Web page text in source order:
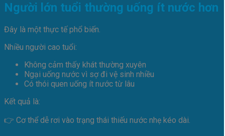
Người lớn tuổi thường uống ít nước hơn
Đây là một thực tế phổ biến.
Nhiều người cao tuổi:
Không cảm thấy khát thường xuyên
Ngại uống nước vì sợ đi vệ sinh nhiều
Có thói quen uống ít nước từ lâu
Kết quả là:
👉 Cơ thể dễ rơi vào trạng thái thiếu nước nhẹ kéo dài.